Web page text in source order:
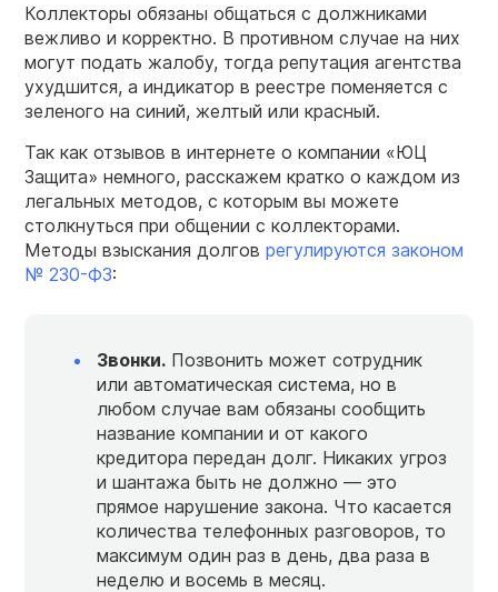
Коллекторы обязаны общаться с должниками
вежливо и корректно. В противном случае на них
могут подать жалобу, тогда репутация агентства
ухудшится, а индикатор в реестре поменяется с
зеленого на синий, желтый или красный.
Так как отзывов в интернете о компании «ЮЦ
Защита» немного, расскажем кратко о каждом из
легальных методов, с которым вы можете
столкнуться при общении с коллекторами.
Методы взыскания долгов регулируются законом
№ 230-ФЗ:
Звонки. Позвонить может сотрудник
или автоматическая система, но в
любом случае вам обязаны сообщить
название компании и от какого
кредитора передан долг. Никаких угроз
и шантажа быть не должно — это
прямое нарушение закона. Что касается
количества телефонных разговоров, то
максимум один раз в день, два раза в
неделю и восемь в месяц.